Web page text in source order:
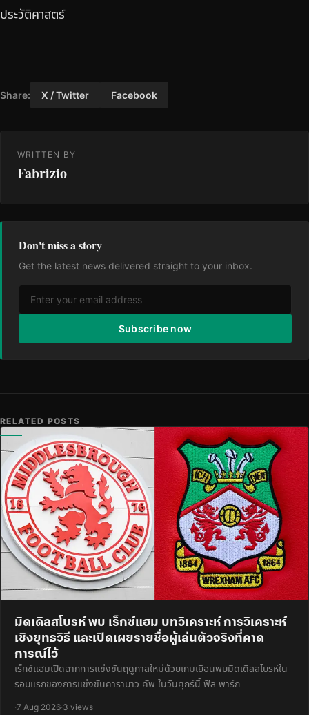
ประวัติศาสตร์
Share: X / Twitter Facebook
WRITTEN BY
Fabrizio
Don't miss a story
Get the latest news delivered straight to your inbox.
Subscribe now
RELATED POSTS
มิดเดิลสโบรห์ พบ เร็กซ์แฮม บทวิเคราะห์ การวิเคราะห์
เชิงยุทธวิธี และเปิดเผยรายชื่อผู้เล่นตัวจริงที่คาด
การณ์ไว้
เร็กซ์แฮมเปิดฉากการแข่งขันฤดูกาลใหม่ด้วยเกมเยือนพบมิดเดิลสโบรห์ใน
รอบแรกของการแข่งขันคาราบาว คัพ ในวันศุกร์นี้ ฟิล พาร์ก
·7 Aug 2026·3 views